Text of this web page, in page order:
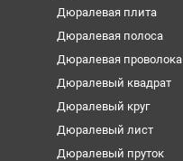
Дюралевая плита
Дюралевая полоса
Дюралевая проволока
Дюралевый квадрат
Дюралевый круг
Дюралевый лист
Дюралевый пруток